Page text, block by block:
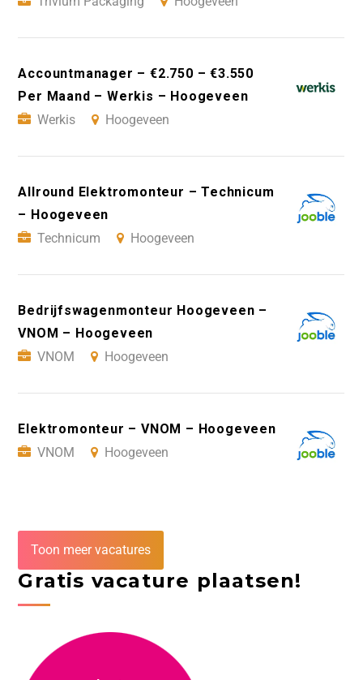
Accountmanager – €2.750 – €3.550
Per Maand – Werkis – Hoogeveen
Werkis
Hoogeveen
Allround Elektromonteur – Technicum
– Hoogeveen
Technicum
Hoogeveen
Bedrijfswagenmonteur Hoogeveen –
VNOM – Hoogeveen
VNOM
Hoogeveen
Elektromonteur – VNOM – Hoogeveen
VNOM
Hoogeveen
Toon meer vacatures
Gratis vacature plaatsen!